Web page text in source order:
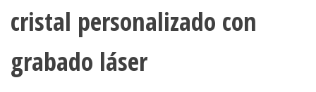
cristal personalizado con
grabado láser